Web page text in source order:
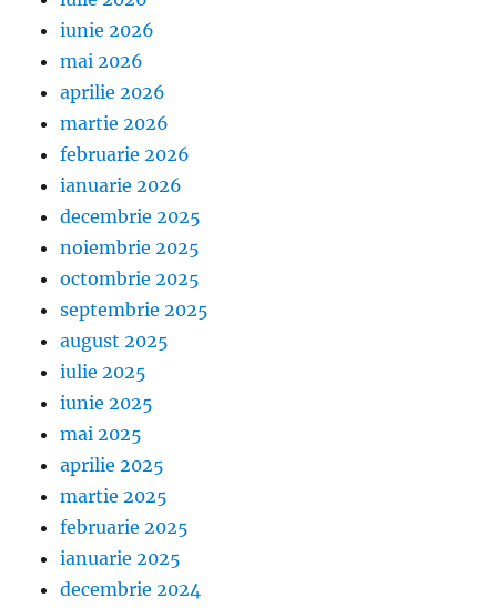
iunie 2026
mai 2026
aprilie 2026
martie 2026
februarie 2026
ianuarie 2026
decembrie 2025
noiembrie 2025
octombrie 2025
septembrie 2025
august 2025
iulie 2025
iunie 2025
mai 2025
aprilie 2025
martie 2025
februarie 2025
ianuarie 2025
decembrie 2024